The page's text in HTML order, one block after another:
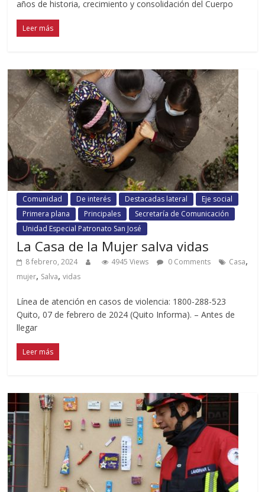
años de historia, crecimiento y consolidación del Cuerpo
Leer más
Comunidad De interés Destacadas lateral
Eje social
Primera plana
Principales
Secretaría de Comunicación
Unidad Especial Patronato San José
La Casa de la Mujer salva vidas
8 febrero, 2024 4945 Views 0 Comments Casa,
mujer, Salva,vidas
Línea de atención en casos de violencia: 1800-288-523
Quito, 07 de febrero de 2024 (Quito Informa). – Antes de
llegar
Leer más